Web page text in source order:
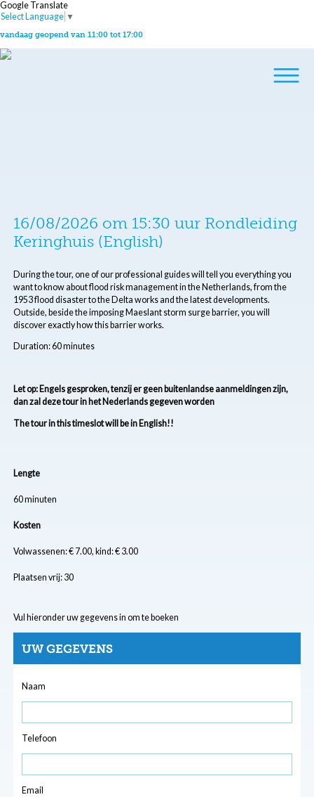
Google Translate
Select Language ▼
vandaag geopend van 11:00 tot 17:00
16/08/2026 om 15:30 uur Rondleiding
Keringhuis (English)
During the tour, one of our professional guides will tell you everything you
want to know about flood risk management in the Netherlands, from the
1953 flood disaster to the Delta works and the latest developments.
Outside, beside the imposing Maeslant storm surge barrier, you will
discover exactly how this barrier works.
Duration: 60 minutes
Let op: Engels gesproken, tenzij er geen buitenlandse aanmeldingen zijn,
dan zal deze tour in het Nederlands gegeven worden
The tour in this timeslot will be in English!!
Lengte
60 minuten
Kosten
Volwassenen: € 7.00, kind: € 3.00
Plaatsen vrij: 30
Vul hieronder uw gegevens in om te boeken
UW GEGEVENS
Naam
Telefoon
Email